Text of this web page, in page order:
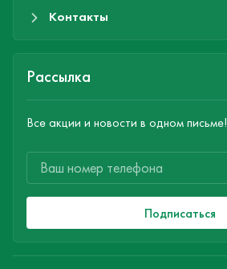
Контакты
Рассылка
Все акции и новости в одном письме!
Подписаться